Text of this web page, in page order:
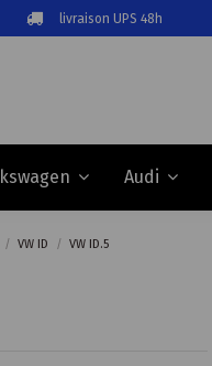
livraison UPS 48h
Audi
VW ID VW ID.5